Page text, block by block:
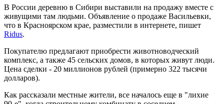
В России деревню в Сибири выставили на продажу вместе с
живущими там людьми. Объявление о продаже Васильевки,
что в Красноярском крае, разместили в интернете, пишет
Ridus.
Покупателю предлагают приобрести животноводческий
комплекс, а также 45 сельских домов, в которых живут люди.
Цена сделки - 20 миллионов рублей (примерно 322 тысячи
долларов).
Как рассказали местные жители, все началось еще в "лихие